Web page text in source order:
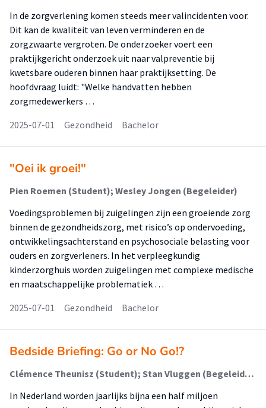
In de zorgverlening komen steeds meer valincidenten voor.
Dit kan de kwaliteit van leven verminderen en de
zorgzwaarte vergroten. De onderzoeker voert een
praktijkgericht onderzoek uit naar valpreventie bij
kwetsbare ouderen binnen haar praktijksetting. De
hoofdvraag luidt: "Welke handvatten hebben
zorgmedewerkers …
2025-07-01
Gezondheid Bachelor
"Oei ik groei!"
Pien Roemen (Student); Wesley Jongen (Begeleider)
Voedingsproblemen bij zuigelingen zijn een groeiende zorg
binnen de gezondheidszorg, met risico’s op ondervoeding,
ontwikkelingsachterstand en psychosociale belasting voor
ouders en zorgverleners. In het verpleegkundig
kinderzorghuis worden zuigelingen met complexe medische
en maatschappelijke problematiek …
2025-07-01
Gezondheid Bachelor
Bedside Briefing: Go or No Go!?
Clémence Theunisz (Student); Stan Vluggen (Begeleider)
In Nederland worden jaarlijks bijna een half miljoen